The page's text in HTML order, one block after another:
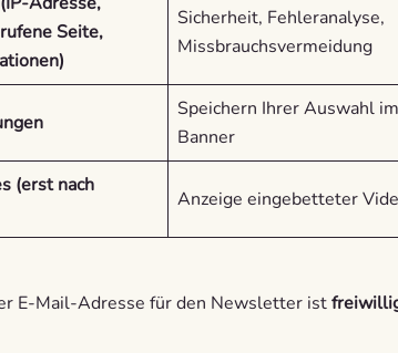
Seite,
Sicherheit, Fehleranalyse,
Missbrauchsvermeidung
Speichern Ihrer Auswahl
Banner
(erst nach
Anzeige eingebetteter
E-Mail-Adresse für den Newsletter ist